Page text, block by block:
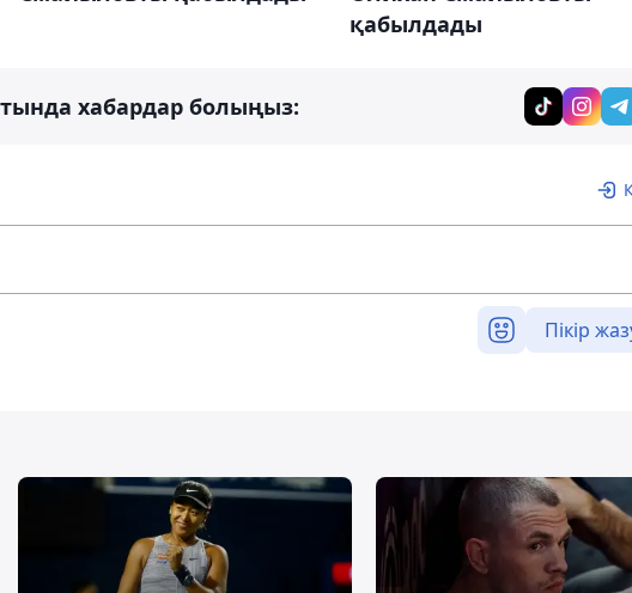
қабылдады
хабардар болыңыз:
Пікір